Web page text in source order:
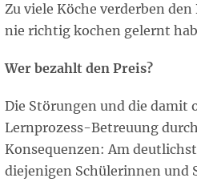
Zu viele Köche verderben
nie richtig kochen gelernt
Wer bezahlt den Preis?
Die Störungen und die damit
Lernprozess-Betreuung
Konsequenzen: Am
diejenigen Schülerinnen und